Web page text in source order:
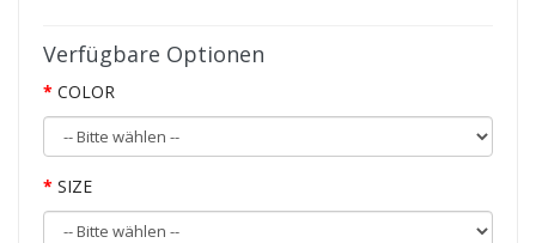
Verfügbare Optionen
COLOR
SIZE